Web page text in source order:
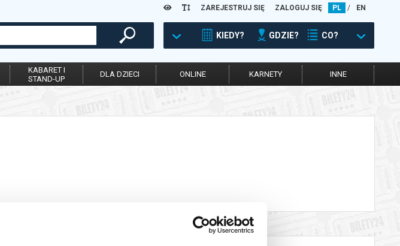
ZAREJESTRUJ SIĘ ZALOGUJ SIĘ PL / EN
KIEDY? GDZIE? CO?
KABARET I
STAND-UP
DLA DZIECI ONLINE KARNETY INNE